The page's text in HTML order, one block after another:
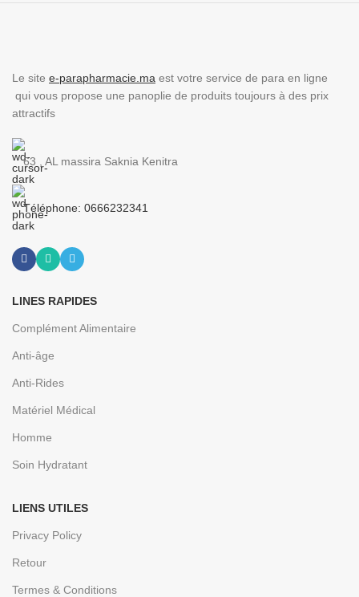
Le site e-parapharmacie.ma est votre service de para en ligne
qui vous propose une panoplie de produits toujours à des prix
attractifs
63 , AL massira Saknia Kenitra
Téléphone: 0666232341
LINES RAPIDES
Complément Alimentaire
Anti-âge
Anti-Rides
Matériel Médical
Homme
Soin Hydratant
LIENS UTILES
Privacy Policy
Retour
Termes & Conditions